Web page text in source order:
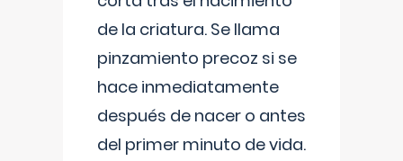
de la criatura. Se llama
pinzamiento precoz si se
hace inmediatamente
después de nacer o antes
del primer minuto de vida.